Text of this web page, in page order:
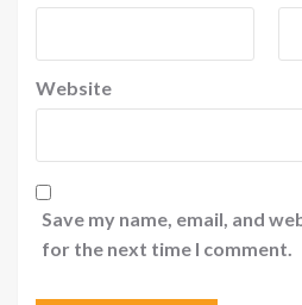
Website
Save my name, email, and
for the next time I comment.